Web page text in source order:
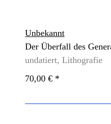
Unbekannt
Der Überfall des
undatiert, Lithografie
70,00 € *